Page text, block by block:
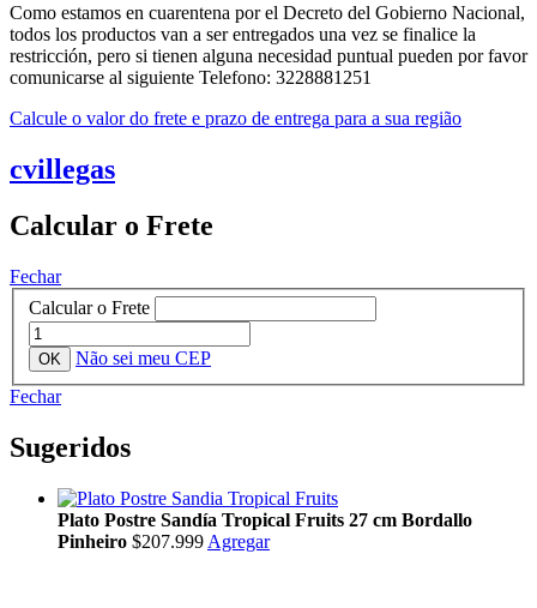
Como estamos en cuarentena por el Decreto del Gobierno Nacional,
todos los productos van a ser entregados una vez se finalice la
restricción, pero si tienen alguna necesidad puntual pueden por favor
comunicarse al siguiente Telefono: 3228881251
Calcule o valor do frete e prazo de entrega para a sua região
cvillegas
Calcular o Frete
Fechar
Calcular o Frete
Não sei meu CEP
Fechar
Sugeridos
Plato Postre Sandía Tropical Fruits 27 cm Bordallo
Pinheiro $207.999 Agregar